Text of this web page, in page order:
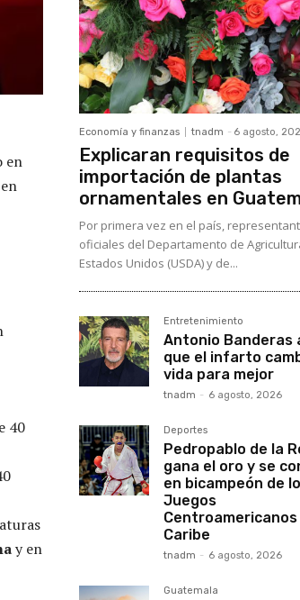
en
en
y en
Economía y finanzas tnadm - 6 agosto,
Explicaran requisitos de
importación de plantas
ornamentales en
Por primera vez en el país,
oficiales del Departamento de
Estados Unidos (USDA) y de...
Entretenimiento
Antonio Banderas
que el infarto
vida para mejor
tnadm - 6 agosto, 2026
Deportes
Pedropablo de la
gana el oro y se
en bicampeón de
Juegos
Centroamericanos
Caribe
tnadm - 6 agosto, 2026
Guatemala